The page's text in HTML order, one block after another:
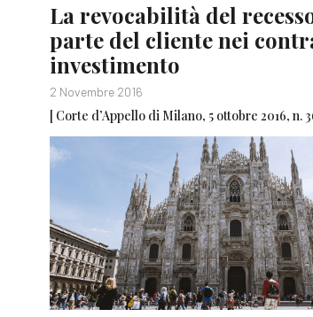
La revocabilità del
parte del cliente nei
investimento
2 Novembre 2016
[ Corte d’Appello di Milano, 5 ottobre 2016, n.